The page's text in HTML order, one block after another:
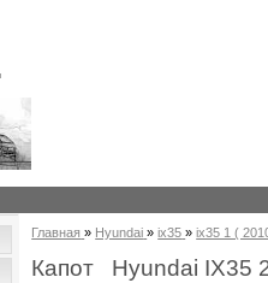
Главная » Hyundai »ix35 »ix35 1 (
Капот Hyundai IX35